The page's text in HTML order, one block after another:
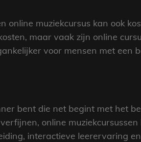
online muziekcursus kan ook
maar vaak zijn online
voor mensen met een
bent die net begint met het
online
interactieve leerervaring